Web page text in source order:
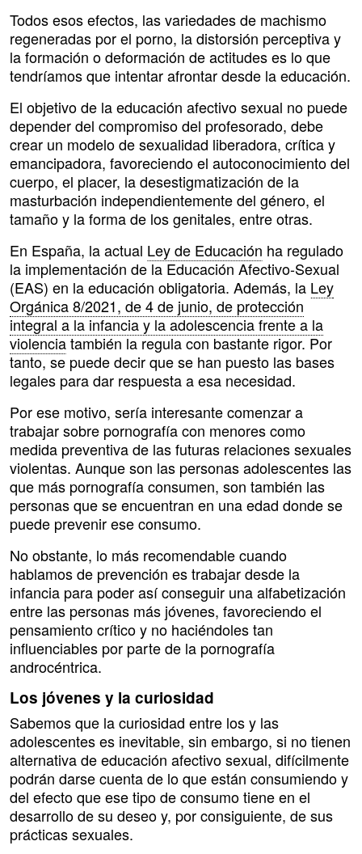
Todos esos efectos, las variedades de machismo
regeneradas por el porno, la distorsión perceptiva y
la formación o deformación de actitudes es lo que
tendríamos que intentar afrontar desde la educación.
El objetivo de la educación afectivo sexual no puede
depender del compromiso del profesorado, debe
crear un modelo de sexualidad liberadora, crítica y
emancipadora, favoreciendo el autoconocimiento del
cuerpo, el placer, la desestigmatización de la
masturbación independientemente del género, el
tamaño y la forma de los genitales, entre otras.
En España, la actual Ley de Educación ha regulado
la implementación de la Educación Afectivo-Sexual
(EAS) en la educación obligatoria. Además, la Ley
Orgánica 8/2021, de 4 de junio, de protección
integral a la infancia y la adolescencia frente a la
violenciatambién la regula con bastante rigor. Por
tanto, se puede decir que se han puesto las bases
legales para dar respuesta a esa necesidad.
Por ese motivo, sería interesante comenzar a
trabajar sobre pornografía con menores como
medida preventiva de las futuras relaciones sexuales
violentas. Aunque son las personas adolescentes las
que más pornografía consumen, son también las
personas que se encuentran en una edad donde se
puede prevenir ese consumo.
No obstante, lo más recomendable cuando
hablamos de prevención es trabajar desde la
infancia para poder así conseguir una alfabetización
entre las personas más jóvenes, favoreciendo el
pensamiento crítico y no haciéndoles tan
influenciables por parte de la pornografía
androcéntrica.
Los jóvenes y la curiosidad
Sabemos que la curiosidad entre los y las
adolescentes es inevitable, sin embargo, si no tienen
alternativa de educación afectivo sexual, difícilmente
podrán darse cuenta de lo que están consumiendo y
del efecto que ese tipo de consumo tiene en el
desarrollo de su deseo y, por consiguiente, de sus
prácticas sexuales.